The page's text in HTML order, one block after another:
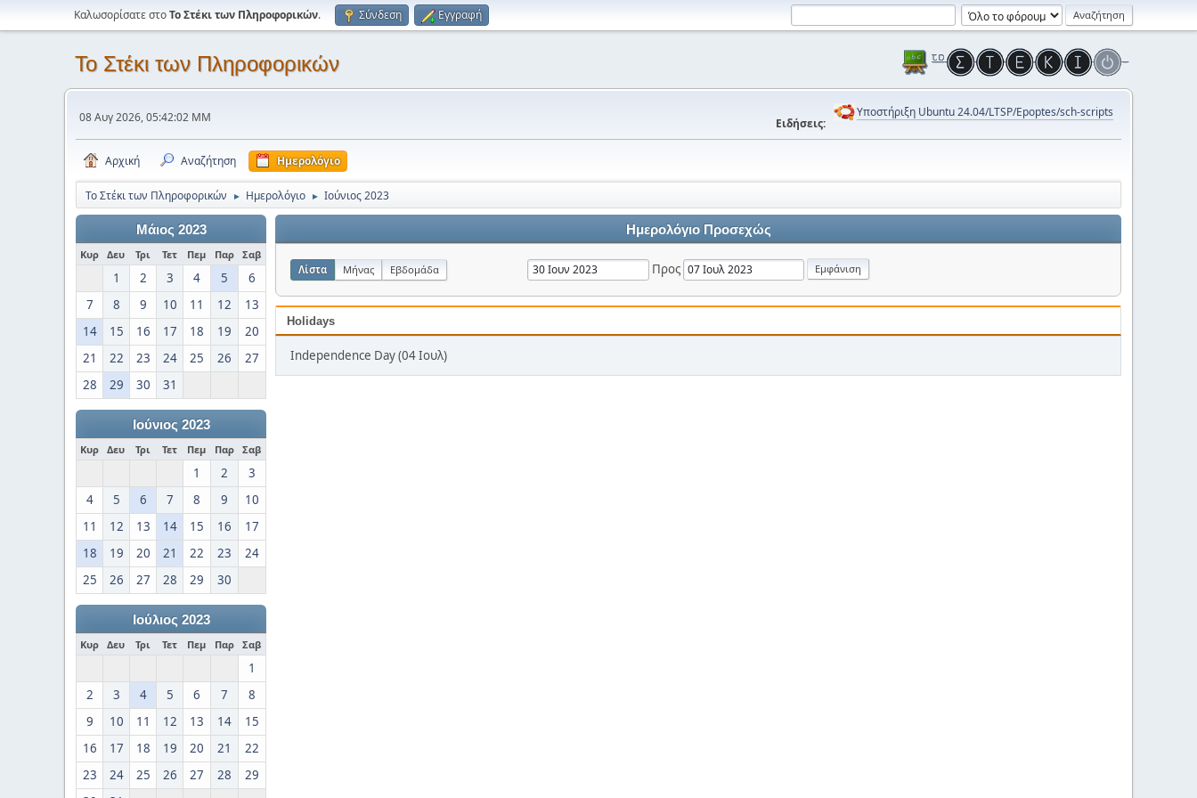
Καλωσορίσατε στοΤο Στέκι των Πληροφορικών. Σύνδεση Εγγραφή
Το Στέκι των Πληροφορικών
08 Αυγ 2026, 05:42:02 ΜΜ Ειδήσεις:
Υποστήριξη Ubuntu 24.04/LTSP/Epoptes/sch-scripts
Αρχική Αναζήτηση Ημερολόγιο
Το Στέκι των Πληροφορικών ► Ημερολόγιο ► Ιούνιος 2023
Μάιος 2023
Κυρ Δευ Τρι Τετ Πεμ Παρ Σαβ
1 2 3 4 5
6
7
8 9 10 11 12
13
14
15 16 17 18 19
20
21
22 23 24 25 26
27
28
29 30 31
Ιούνιος 2023
Κυρ Δευ Τρι Τετ Πεμ Παρ Σαβ
1 2
3
4
5 6 7 8 9
10
11
12 13 14 15 16
17
18
19 20 21 22 23
24
25
26 27 28 29 30
Ιούλιος 2023
Κυρ Δευ Τρι Τετ Πεμ Παρ Σαβ
1
2
3 4 5 6 7
8
9
10 11 12 13 14
15
16
17 18 19 20 21
22
23
24 25 26 27 28
29
Ημερολόγιο Προσεχώς
Λίστα Μήνας Εβδομάδα Προς
Holidays
Independence Day (04 Ιουλ)